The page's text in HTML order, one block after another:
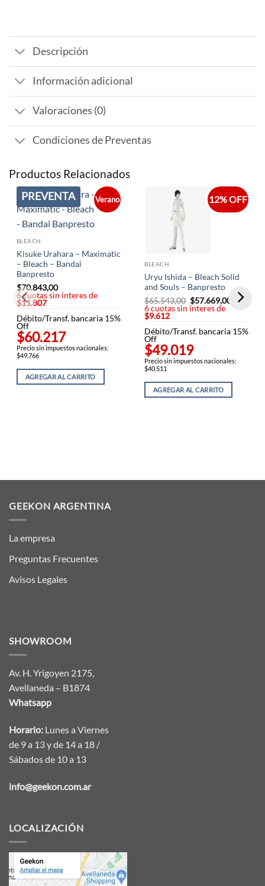
Descripción
Información adicional
Valoraciones (0)
Condiciones de Preventas
Productos Relacionados
PREVENTA Verano
BLEACH
Kisuke Urahara – Maximatic
– Bleach – Bandai
Banpresto
$70.843,00
6 cuotas sin interes de
$11.807
Débito/Transf. bancaria 15%
Off
$60.217
Precio sin impuestos nacionales:
$49.766
AGREGAR AL CARRITO
12% OFF
BLEACH
Uryu Ishida – Bleach Solid
and Souls – Banpresto
$65.543,00 El
precio
$65.543,00.
$57.669,00
El
6 cuotas sin interes de
$9.612
Débito/Transf. bancaria 15%
Off
$49.019
Precio sin impuestos nacionales:
$40.511
AGREGAR AL CARRITO
GEEKON ARGENTINA
La empresa
Preguntas Frecuentes
Avisos Legales
SHOWROOM
Av. H. Yrigoyen 2175,
Avellaneda – B1874
Whatsapp
Horario: Lunes a Viernes
de 9 a 13 y de 14 a 18 /
Sábados de 10 a 13
info@geekon.com.ar
LOCALIZACIÓN